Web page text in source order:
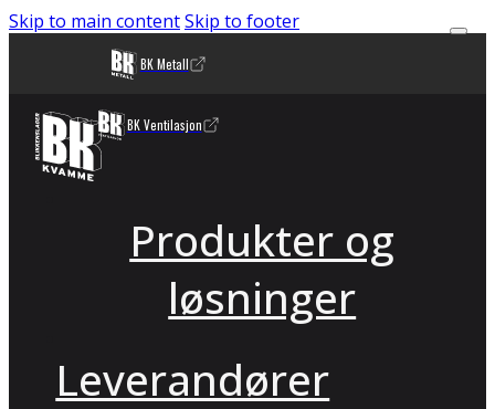
Skip to main contentSkip to footer
BK Metall
BK Ventilasjon
Produkter og
løsninger
Leverandører